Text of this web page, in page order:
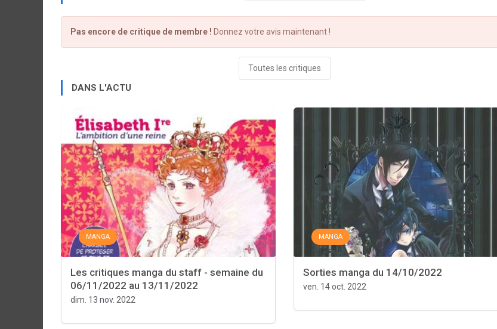
Pas encore de critique de membre ! Donnez votre avis maintenant !
Toutes les critiques
DANS L'ACTU
MANGA
Les critiques manga du staff - semaine du
06/11/2022 au 13/11/2022
dim. 13 nov. 2022
MANGA
Sorties manga du 14/10/2022
ven. 14 oct. 2022